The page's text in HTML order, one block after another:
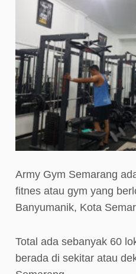
Army Gym Semarang
fitnes atau gym yang
Banyumanik, Kota
Total ada sebanyak 60
berada di sekitar atau